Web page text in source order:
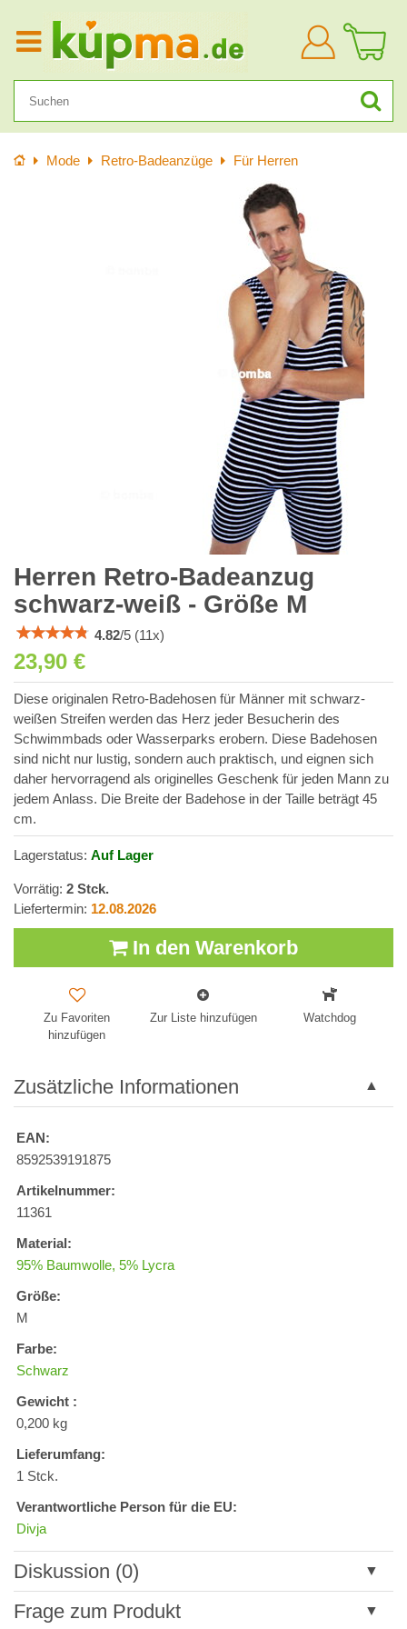
Anmelden
Startseite
Mode Retro-Badeanzüge Für Herren
Herren Retro-Badeanzug
schwarz-weiß - Größe M
4.82/5 (11 x)
23,90 €
Diese originalen Retro-Badehosen für Männer mit schwarz-
weißen Streifen werden das Herz jeder Besucherin des
Schwimmbads oder Wasserparks erobern. Diese Badehosen
sind nicht nur lustig, sondern auch praktisch, und eignen sich
daher hervorragend als originelles Geschenk für jeden Mann zu
jedem Anlass. Die Breite der Badehose in der Taille beträgt 45
cm.
Lagerstatus: Auf Lager
Vorrätig: 2 Stck.
Liefertermin: 12.08.2026
In den Warenkorb
Zu Favoriten
hinzufügen
Zur Liste hinzufügen Watchdog
Zusätzliche Informationen
EAN:
8592539191875
Artikelnummer:
11361
Material:
95% Baumwolle, 5% Lycra
Größe:
M
Farbe:
Schwarz
Gewicht :
0,200 kg
Lieferumfang:
1 Stck.
Verantwortliche Person für die EU:
Divja
Diskussion (0)
Neuer Kommentar
Frage zum Produkt